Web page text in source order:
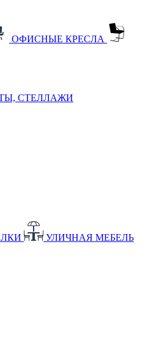
ОФИСНЫЕ КРЕСЛА
СТЕЛЛАЖИ
УЛИЧНАЯ МЕБЕЛЬ